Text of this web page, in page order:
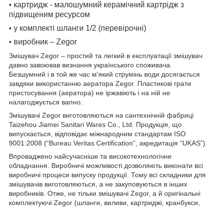
• картридж - малошумний керамічний картрідж з
підвищеним ресурсом
• у комплекті шланги 1/2 (перевірочні)
• виробник – Zegor
Змішувач Zegor – простий та легкий в експлуатації змішувач
давно завоював визнання українського споживача.
Безшумний і в той же час м'який струмінь води досягається
завдяки використанню аератора Zegor. Пластикові грати
пристосування (аератора) не іржавіють і на ній не
налагоджується вапно.
Змішувачі Zegor виготовляються на сантехнічній фабриці
Taizehou Jiamei Sanitari Wares Co., Ltd. Продукція, що
випускається, відповідає міжнародним стандартам ISO
9001:2008 (“Bureau Veritas Certification”, акредитація “UKAS”).
Впроваджено найсучасніше та високотехнологічне
обладнання. Виробничі можливості дозволяють виконати всі
виробничі процеси випуску продукції. Тому всі складники для
змішувачів виготовляються, а не закуповуються в інших
виробників. Отже, не тільки змішувачі Zegor, а й оригінальні
комплектуючі Zegor (шланги, виливи, картриджі, кранбукси,